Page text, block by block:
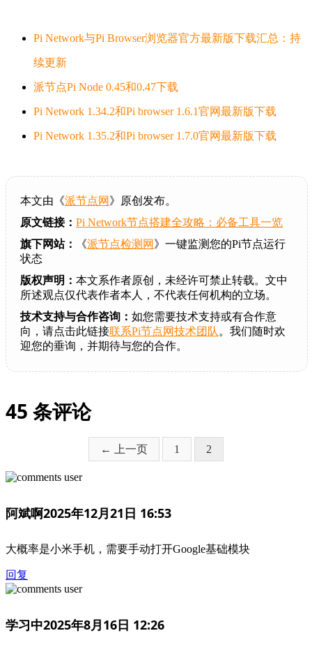
Pi Network与Pi Browser浏览器官方最新版下载汇总：持
续更新
派节点Pi Node 0.45和0.47下载
Pi Network 1.34.2和Pi browser 1.6.1官网最新版下载
Pi Network 1.35.2和Pi browser 1.7.0官网最新版下载
本文由《派节点网 》原创发布。
原文链接： Pi Network节点搭建全攻略：必备工具一览
旗下网站：
《派节点检测网 》一键监测您的Pi节点运行
状态
版权声明： 本文系作者原创，未经许可禁止转载。文中
所述观点仅代表作者本人，不代表任何机构的立场。
技术支持与合作咨询： 如您需要技术支持或有合作意
向，请点击此链接联系Pi节点网技术团队 。我们随时欢
迎您的垂询，并期待与您的合作。
45 条评论
← 上一页
页
面
1
页
面
2
阿斌啊2025年12月21日 16:53
大概率是小米手机，需要手动打开Google基础模块
回复
学习中2025年8月16日 12:26